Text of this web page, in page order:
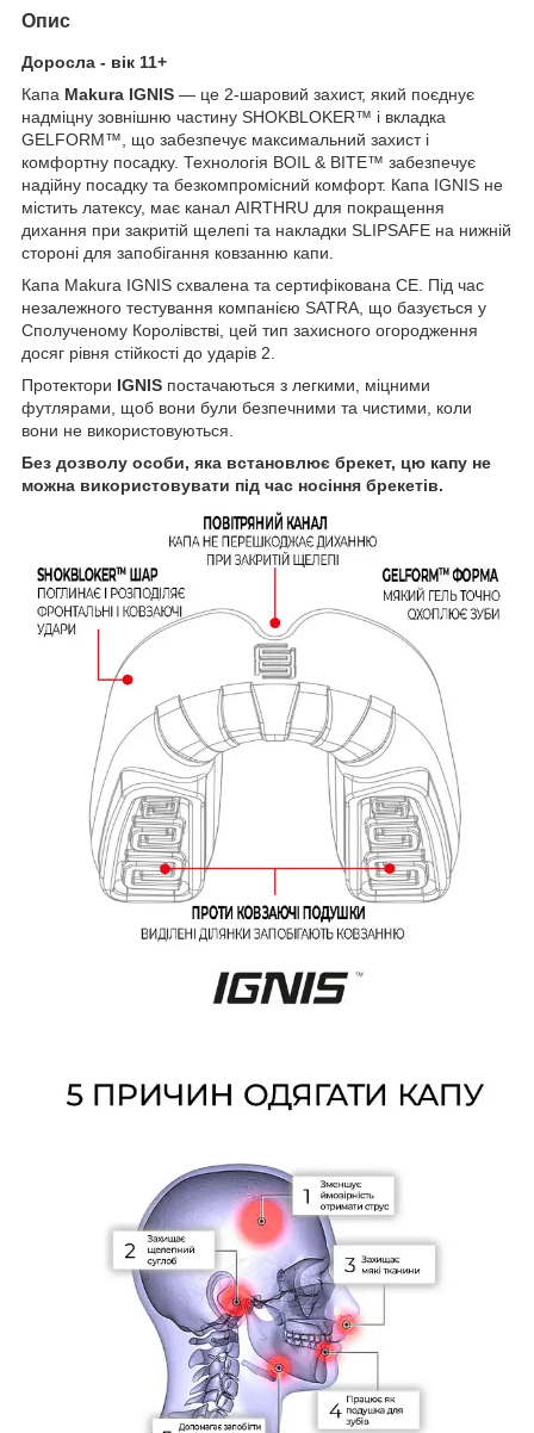
Опис
Доросла - вік 11+
Капа Makura IGNIS — це 2-шаровий захист, який поєднує
надміцну зовнішню частину SHOKBLOKER™ і вкладка
GELFORM™, що забезпечує максимальний захист і
комфортну посадку. Технологія BOIL & BITE™ забезпечує
надійну посадку та безкомпромісний комфорт. Капа IGNIS не
містить латексу, має канал AIRTHRU для покращення
дихання при закритій щелепі та накладки SLIPSAFE на нижній
стороні для запобігання ковзанню капи.
Капа Makura IGNIS схвалена та сертифікована CE. Під час
незалежного тестування компанією SATRA, що базується у
Сполученому Королівстві, цей тип захисного огородження
досяг рівня стійкості до ударів 2.
Протектори IGNIS постачаються з легкими, міцними
футлярами, щоб вони були безпечними та чистими, коли
вони не використовуються.
Без дозволу особи, яка встановлює брекет, цю капу не
можна використовувати під час носіння брекетів.